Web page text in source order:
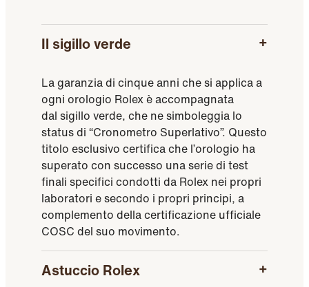
Il sigillo verde
La garanzia di cinque anni che si applica a
ogni orologio Rolex è accompagnata
dal sigillo verde, che ne simboleggia lo
status di “Cronometro Superlativo”. Questo
titolo esclusivo certifica che l’orologio ha
superato con successo una serie di test
finali specifici condotti da Rolex nei propri
laboratori e secondo i propri principi, a
complemento della certificazione ufficiale
COSC del suo movimento.
Astuccio Rolex